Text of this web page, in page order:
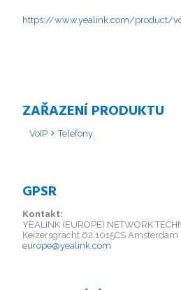
https://www.yealink.com/product/
ZAŘAZENÍ PRODUKTU
VoIP Telefony
GPSR
Kontakt:
YEALINK (EUROPE) NETWORK
Keizersgracht 62,1015CS Amsterdam
europe@yealink.com